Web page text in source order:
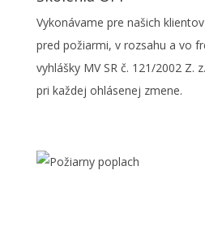
Vykonávame pre našich
pred požiarmi, v rozsahu a vo
vyhlášky MV SR č. 121/2002 Z.
pri každej ohlásenej zmene.